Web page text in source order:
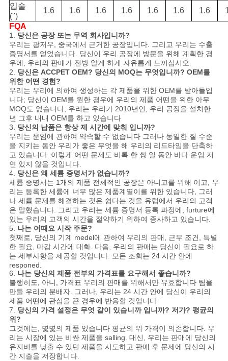
입술
(")
1.6 1.6 1.6 1.6 1.6 1.6 1.6
FQA
1. 당신은 공장 또는 무역 회사입니까?
우리는 광저우, 중국에서 근거한 공장입니다. 그리고 우리는 수출
증명서를 얻었습니다. 당신이 우리 공장에 방문을 위해 계획한 경
우에, 우리의 판매가 전방 알게 하게 자유롭게 느끼십시오.
2. 당신은 ACCPET OEM? 당신의 MOQ는 무엇입니까? OEM를
위한 어떤 경험?
우리는 우리에 의하여 생성하는 각 제품을 위한 OEM를 받아들입
니다; 당신이 OEM를 원한 경우에 우리의 제품 어떤을 위한 아무
MOQ도 없습니다; 우리는 우리가 2010년인, 우리 공장을 설치한
년 그후 내내 OEM를 하고 있습니다
3. 당신의 납품은 항상 제 시간에 맞춰 입니까?
우리는 운임에 관하여 약속할 수 없습니다 그러나 동일한 질 수준
을 지키는 동안 우리가 좋은 무엇을 해 우리의 리드타임을 단축하
고 있습니다. 이렇게 어떤 문제도 비록 한 쌍 일 동안 바다 운임 지
연 있지 않을 것입니다.
4. 당신은 왜 세륨 증명서가 없습니까?
세륨 증명서는 1개의 제품 전체적인 공장은 아니고를 위해 이고, 우
리는 등록한 세륨에 너무 많은 제품계열이를 위한 있습니다, 그러
나 세륨 문제를 해결하는 것은 쉽다는 것을 유럽에서 우리의 고객
은 말했습니다. 그리고 우리는 세륨 증명서 등록 과정에, furture에
있는 우리의 고객의 시간을 절약하기 위하여 종사하고 있습니다.
5. 나는 어때요 시작 주문?
첫째로, 당신의 기계 medel에 관하여 우리의 판매, 근무 조건, 특별
한 필요, 마감 시간에 대화. 다음, 우리의 판매는 당신이 필요로 하
는 세부사항을 제공할 것입니다. 모든 조회는 24 시간 안에
responed.
6. 나는 당신의 제품 전부의 가격표를 요구해서 좋습니까?
불행히도, 아니, 가격표 우리의 판매를 위해서만 유효합니다 팀을
만들 우리의 분배자. 그러나, 우리는 24 시간 안에 당신이 우리의
제품 어떤에 관심을 끈 경우에 반응할 것입니다
7. 당신의 가격 설정은 무엇 같이 있습니까 입니까? 저가? 평균의
위?
그것에는, 몇몇의 제품 있습니다 평균의 위 가격이 의존합니다. 우
리는 시장에 있는 비싼 제품을 salling. 대신, 우리는 판매에 당신의
유지비를 낮출 수 있던 제품을 시도하고 판매 후 문제에 당신의 시
간 지출을 저장합니다.